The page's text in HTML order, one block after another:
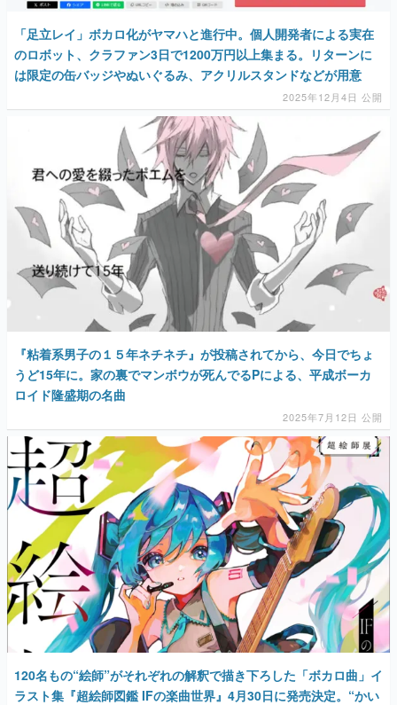
電ファミニコゲーマーとは？
運営：株式会社マレ
「足立レイ」ボカロ化がヤマハと進行中。個人開発者による実在
のロボット、クラファン3日で1200万円以上集まる。リターンに
は限定の缶バッジやぬいぐるみ、アクリルスタンドなどが用意
2025年12月4日 公開
『粘着系男子の１５年ネチネチ』が投稿されてから、今日でちょ
うど15年に。家の裏でマンボウが死んでるPによる、平成ボーカ
ロイド隆盛期の名曲
2025年7月12日 公開
120名もの“絵師”がそれぞれの解釈で描き下ろした「ボカロ曲」イ
ラスト集『超絵師図鑑 IFの楽曲世界』4月30日に発売決定。“かい